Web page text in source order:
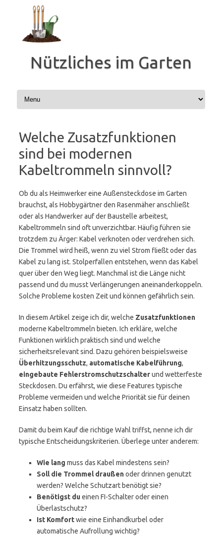
springen
Nützliches im Garten
Welche Zusatzfunktionen
sind bei modernen
Kabeltrommeln sinnvoll?
Ob du als Heimwerker eine Außensteckdose im Garten
brauchst, als Hobbygärtner den Rasenmäher anschließt
oder als Handwerker auf der Baustelle arbeitest,
Kabeltrommeln sind oft unverzichtbar. Häufig führen sie
trotzdem zu Ärger: Kabel verknoten oder verdrehen sich.
Die Trommel wird heiß, wenn zu viel Strom fließt oder das
Kabel zu lang ist. Stolperfallen entstehen, wenn das Kabel
quer über den Weg liegt. Manchmal ist die Länge nicht
passend und du musst Verlängerungen aneinanderkoppeln.
Solche Probleme kosten Zeit und können gefährlich sein.
In diesem Artikel zeige ich dir, welche Zusatzfunktionen
moderne Kabeltrommeln bieten. Ich erkläre, welche
Funktionen wirklich praktisch sind und welche
sicherheitsrelevant sind. Dazu gehören beispielsweise
Überhitzungsschutz, automatische Kabelführung,
eingebaute Fehlerstromschutzschalterund wetterfeste
Steckdosen. Du erfährst, wie diese Features typische
Probleme vermeiden und welche Priorität sie für deinen
Einsatz haben sollten.
Damit du beim Kauf die richtige Wahl triffst, nenne ich dir
typische Entscheidungskriterien. Überlege unter anderem:
Wie lang muss das Kabel mindestens sein?
Soll die Trommel draußenoder drinnen genutzt
werden? Welche Schutzart benötigt sie?
Benötigst dueinen FI-Schalter oder einen
Überlastschutz?
Ist Komfortwie eine Einhandkurbel oder
automatische Aufrollung wichtig?